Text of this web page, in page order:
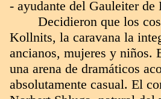
- ayudante del Gauleiter
Decidieron que los
Kollnits, la caravana la
ancianos, mujeres y niños.
una arena de dramáticos
absolutamente casual. El